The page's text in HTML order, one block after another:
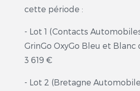
cette période :
- Lot 1 (Contacts
GrinGo OxyGo Bleu et Blanc
3 619 €
- Lot 2 (Bretagne